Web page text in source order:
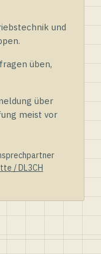
und
üben,
über
meist vor
/ DL3CH